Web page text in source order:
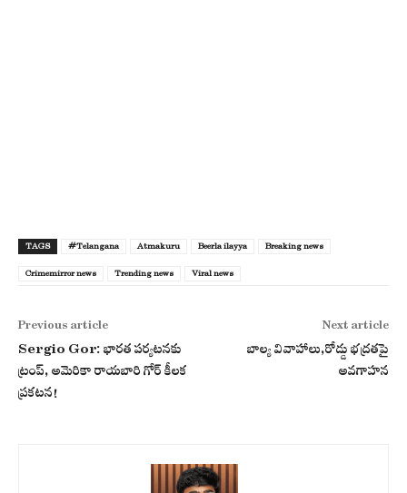
TAGS #Telangana Atmakuru Beerla ilayya Breaking news
Crimemirror news Trending news Viral news
Previous article
Sergio Gor: భారత పర్యటనకు
ట్రంప్, అమెరికా రాయబారి గోర్ కీలక
ప్రకటన!
Next article
బాల్య వివాహాలు,రోడ్డు భద్రతపై
అవగాహన